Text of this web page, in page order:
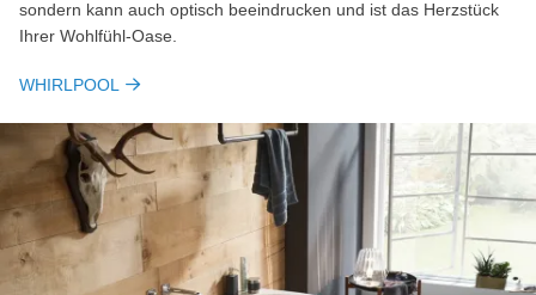
sondern kann auch optisch beeindrucken und ist das Herzstück
Ihrer Wohlfühl-Oase.
WHIRLPOOL